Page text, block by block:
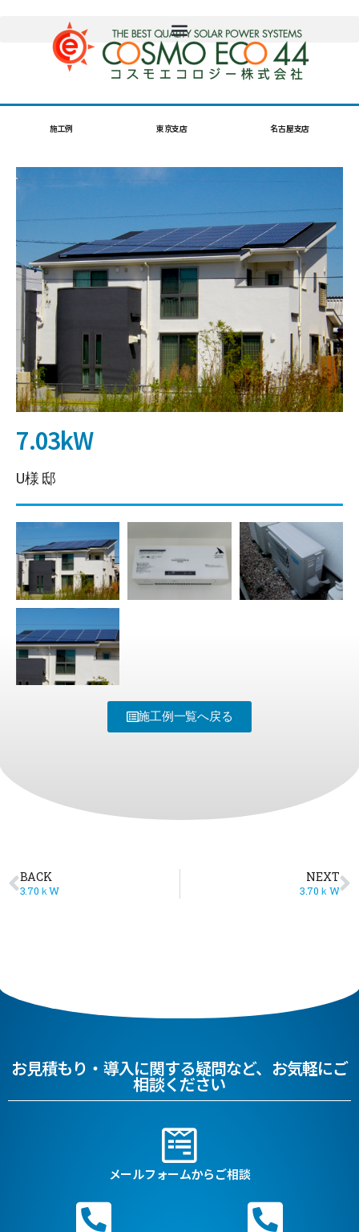
施工例 東京支店 名古屋支店
7.03kW
U様 邸
施工例一覧へ戻る
BACK
3.70ｋW
NEXT
3.70ｋW
お見積もり・導入に関する疑問など、お気軽にご
相談ください
メールフォームからご相談